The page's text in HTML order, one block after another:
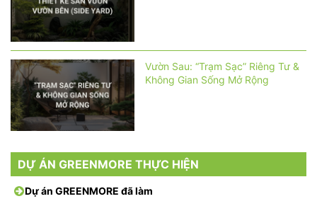
Vườn Sau: “Trạm Sạc” Riêng Tư &
Không Gian Sống Mở Rộng
DỰ ÁN GREENMORE THỰC HIỆN
Dự án GREENMORE đã làm